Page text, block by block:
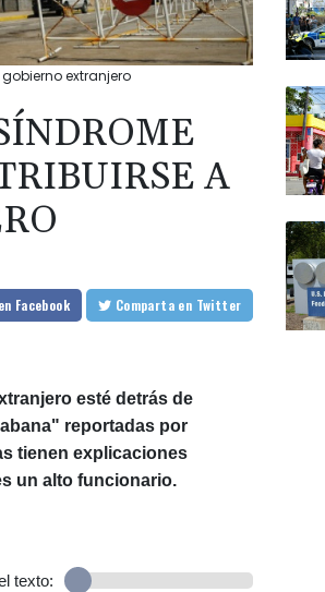
extranjero
A
en Facebook Comparta en Twitter
esté detrás de
reportadas por
tienen explicaciones
un alto funcionario.
texto: